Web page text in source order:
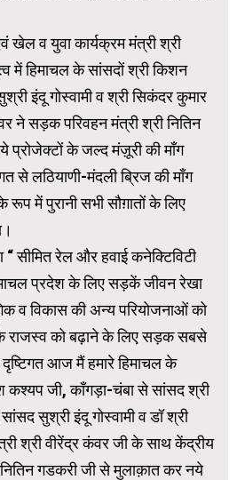
खेल व युवा कार्यक्रम मंत्री श्री
में हिमाचल के सांसदों श्री किशन
इंदू गोस्वामी व श्री सिकंदर कुमार
ने सड़क परिवहन मंत्री श्री नितिन
प्रोजेक्टों के जल्द मंज़ूरी की माँग
से लठियाणी-मंदली ब्रिज की माँग
में पुरानी सभी सौग़ातों के लिए
सीमित रेल और हवाई कनेक्टिविटी
प्रदेश के लिए सड़कें जीवन रेखा
व विकास की अन्य परियोजनाओं को
के राजस्व को बढ़ाने के लिए सड़क सबसे
आज मैं हमारे हिमाचल के
कश्यप जी, काँगड़ा-चंबा से सांसद श्री
सुश्री इंदू गोस्वामी व डॉ श्री
श्री वीरेंद्र कंवर जी के साथ केंद्रीय
गडकरी जी से मुलाक़ात कर नये